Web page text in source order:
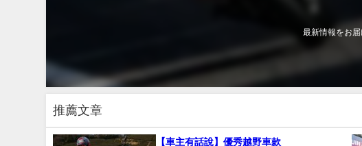
最新情報をお
推薦文章
【車主有話說】優秀越野車款